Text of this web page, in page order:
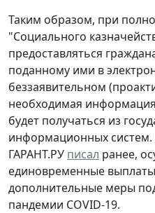
Таким образом, при
"Социального
предоставляться
поданному ими в
беззаявительном
необходимая
будет получаться из
информационных систем.
ГАРАНТ.РУ писал ранее,
единовременные
дополнительные меры
пандемии COVID-19.